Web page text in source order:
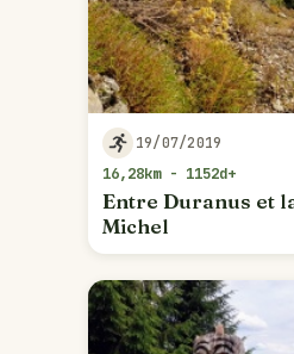
19/07/2019
16,28km - 1152d+
Entre Duranus et
Michel